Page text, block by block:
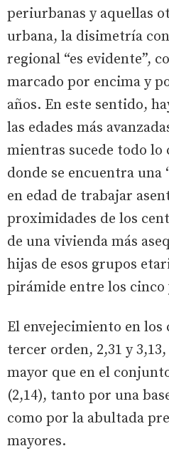
periurbanas y aquellas
urbana, la disimetría
regional “es evidente”,
marcado por encima y
años. En este sentido,
las edades más
mientras sucede todo
donde se encuentra
en edad de trabajar
proximidades de los
de una vivienda más
hijas de esos grupos
pirámide entre los cinco
El envejecimiento en los
tercer orden, 2,31 y
mayor que en el
(2,14), tanto por una
como por la abultada
mayores.